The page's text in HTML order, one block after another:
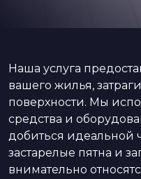
Наша услуга
вашего жилья,
поверхности. Мы
средства и
добиться идеальной
застарелые пятна и
внимательно